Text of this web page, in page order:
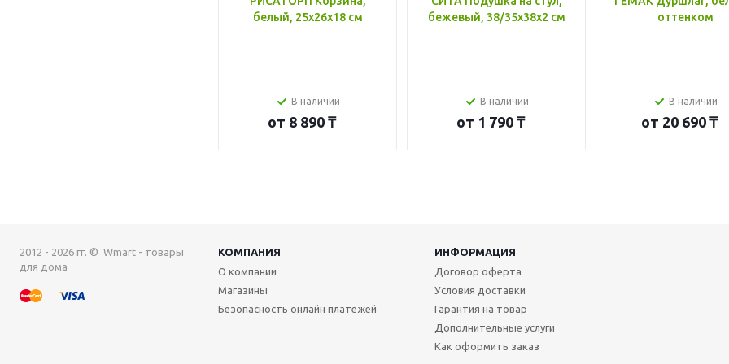
белый, 25x26x18 см
В наличии
от 8 890 ₸
бежевый, 38/35x38x2 см
В наличии
от 1 790 ₸
оттенком
В наличии
от 20 690 ₸
2012 - 2026 гг. © Wmart - товары
для дома
КОМПАНИЯ
ИНФОРМАЦИЯ
О компании
Магазины
Безопасность онлайн платежей
Договор оферта
Условия доставки
Гарантия на товар
Дополнительные услуги
Как оформить заказ